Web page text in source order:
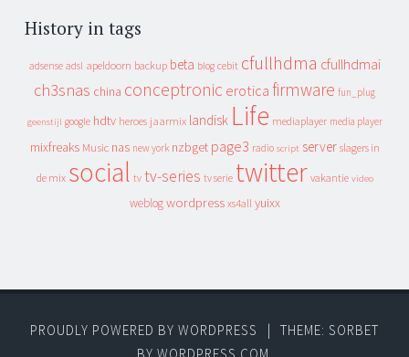
History in tags
adsense adsl apeldoorn backup beta blog cebit cfullhdma cfullhdmai
ch3snas china conceptronic erotica firmware fun_plug
geenstijl google hdtv heroes jaarmix landisk Life mediaplayer media player
mixfreaks Music nas new york nzbget page3 radio script server slagers in
de mix social tv tv-series tv serie twitter vakantie video
weblog wordpress xs4all yuixx
PROUDLY POWERED BY WORDPRESS |
THEME: SORBET
BY WORDPRESS.COM